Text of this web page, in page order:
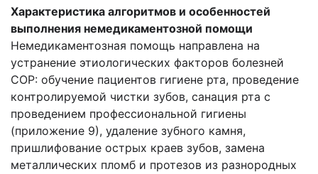
Характеристика алгоритмов и особенностей
выполнения немедикаментозной помощи
Немедикаментозная помощь направлена на
устранение этиологических факторов болезней
СОР: обучение пациентов гигиене рта, проведение
контролируемой чистки зубов, санация рта с
проведением профессиональной гигиены
(приложение 9), удаление зубного камня,
пришлифование острых краев зубов, замена
металлических пломб и протезов из разнородных